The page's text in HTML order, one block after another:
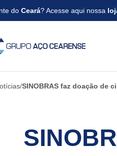
doCeará? Acesse aqui nossa
SINOBRAS faz doação de